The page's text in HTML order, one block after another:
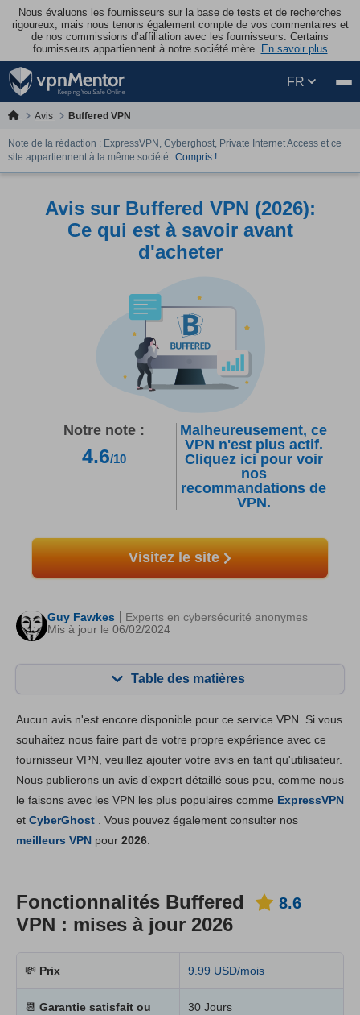
Nous évaluons les fournisseurs sur la base de tests et de recherches
rigoureux, mais nous tenons également compte de vos commentaires et
de nos commissions d’affiliation avec les fournisseurs. Certains
fournisseurs appartiennent à notre société mère. En savoir plus
FR
Avis Buffered VPN
Note de la rédaction : ExpressVPN, Cyberghost, Private Internet Access et ce
site appartiennent à la même société. Compris !
Avis sur Buffered VPN (2026):
Ce qui est à savoir avant
d'acheter
Notre note :
4.6/10
Malheureusement, ce
VPN n'est plus actif.
Cliquez ici pour voir
nos
recommandations de
VPN.
Visitez le site
Guy Fawkes
Mis à jour le 06/02/2024
Experts en cybersécurité anonymes
Table des matières
Fonctionnalités principales 8.6
Installation et Apps 8.8
Fiabilité & support 8.6
Aucun avis n'est encore disponible pour ce service VPN. Si vous
souhaitez nous faire part de votre propre expérience avec ce
fournisseur VPN, veuillez ajouter votre avis en tant qu'utilisateur.
Nous publierons un avis d’expert détaillé sous peu, comme nous
le faisons avec les VPN les plus populaires comme ExpressVPN
et CyberGhost . Vous pouvez également consulter nos
meilleurs VPN pour 2026.
Fonctionnalités Buffered
VPN : mises à jour 2026
8.6
💸 Prix 9.99 USD/mois
📆 Garantie satisfait ou
30 Jours